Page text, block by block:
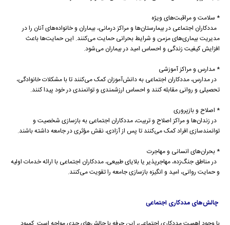
* سلامت و مراقبت‌های ویژه
مددکاران اجتماعی در بیمارستان‌ها و مراکز درمانی، بیماران و خانواده‌های آنان را در
مدیریت بیماری‌های مزمن و شرایط بحرانی حمایت می‌کنند. این حمایت‌ها باعث
افزایش کیفیت زندگی و احساس امید در بیماران می‌شود.
* مدارس و مراکز آموزشی
در مدارس، مددکاران اجتماعی به دانش‌آموزان کمک می‌کنند تا با مشکلات خانوادگی،
تحصیلی و روانی مقابله کنند و احساس ارزشمندی و توانمندی در خود پیدا کنند.
* اصلاح و بازپروری
در زندان‌ها و مراکز اصلاح و تربیت، مددکاران اجتماعی به بازسازی شخصیت و
توانمندسازی افراد کمک می‌کنند تا پس از آزادی، نقش مؤثری در جامعه داشته باشند.
* بحران‌های انسانی و مهاجرت
در مناطق جنگ‌زده، مهاجرپذیر یا بلایای طبیعی، مددکاران اجتماعی با ارائه خدمات اولیه
و حمایت روانی، امید و انگیزه بازسازی جامعه را تقویت می‌کنند.
چالش‌های مددکاری اجتماعی